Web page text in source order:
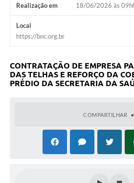
Realização em 18/06/2026 às
Local
https://bnc.org.br
CONTRATAÇÃO DE EMPRESA
DAS TELHAS E REFORÇO DA
PRÉDIO DA SECRETARIA DA
COMPARTILHAR